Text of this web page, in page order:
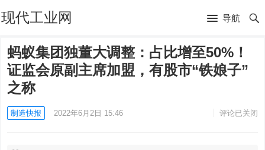
现代工业网 导航
蚂蚁集团独董大调整：占比增至50%！
证监会原副主席加盟，有股市“铁娘子”
之称
制造快报 2022年6月2日 15:46 评论已关闭